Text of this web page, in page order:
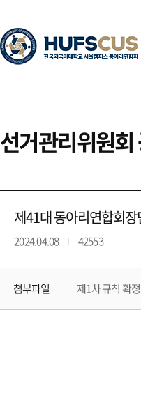
선거관리위원회
제41대 동아리연합회장
2024.04.08 42553
첨부파일 제1차 규칙